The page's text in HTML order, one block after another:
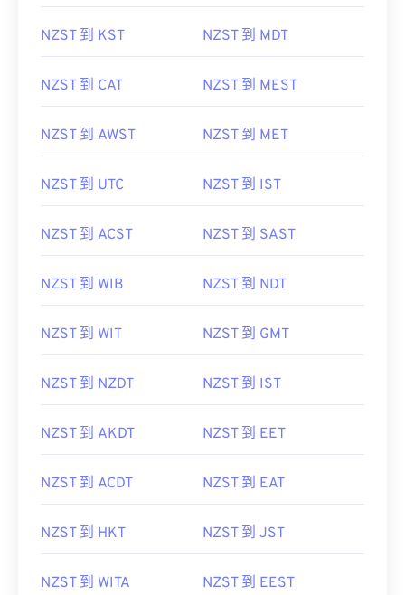
NZST 到 KST NZST 到 MDT
NZST 到 CAT NZST 到 MEST
NZST 到 AWST NZST 到 MET
NZST 到 UTC NZST 到 IST
NZST 到 ACST NZST 到 SAST
NZST 到 WIB NZST 到 NDT
NZST 到 WIT NZST 到 GMT
NZST 到 NZDT NZST 到 IST
NZST 到 AKDT NZST 到 EET
NZST 到 ACDT NZST 到 EAT
NZST 到 HKT NZST 到 JST
NZST 到 WITA NZST 到 EEST